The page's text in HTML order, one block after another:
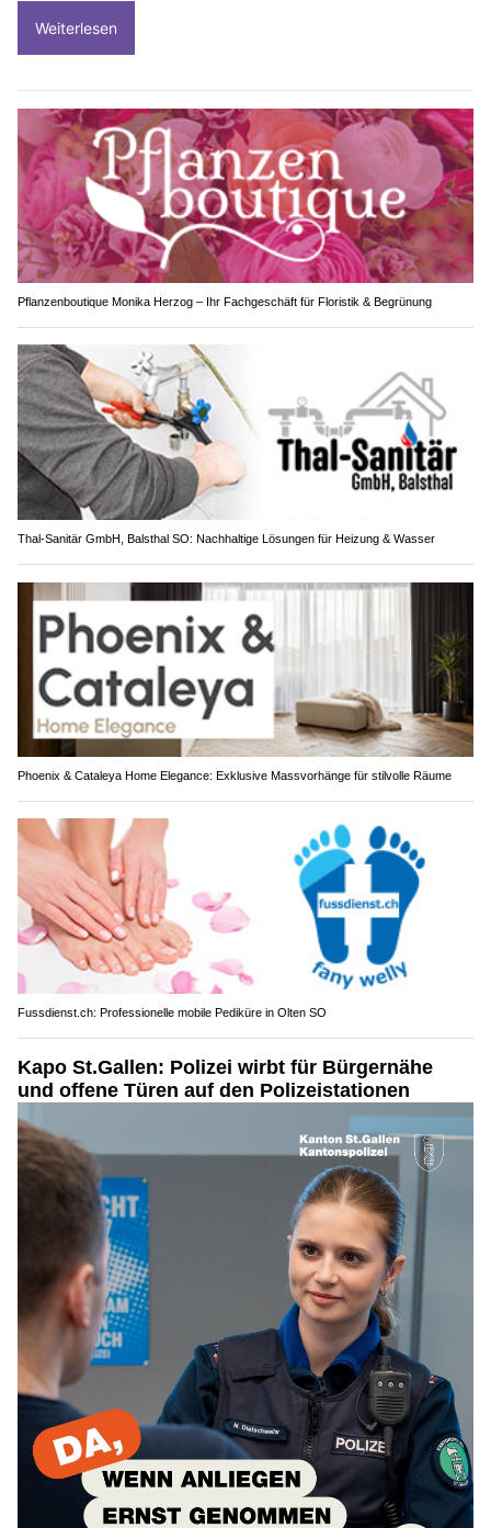
Weiterlesen
Pflanzenboutique Monika Herzog – Ihr Fachgeschäft für Floristik & Begrünung
Thal-Sanitär GmbH, Balsthal SO: Nachhaltige Lösungen für Heizung & Wasser
Phoenix & Cataleya Home Elegance: Exklusive Massvorhänge für stilvolle Räume
Fussdienst.ch: Professionelle mobile Pediküre in Olten SO
Kapo St.Gallen: Polizei wirbt für Bürgernähe
und offene Türen auf den Polizeistationen